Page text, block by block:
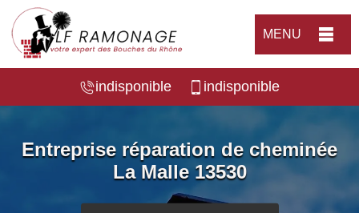
MENU
indisponible indisponible
Entreprise réparation de cheminée
La Malle 13530